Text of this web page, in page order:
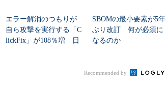
エラー解消のつもりが
自ら攻撃を実行する「C
lickFix」が108％増 日
SBOMの最小要素が5年
ぶり改訂 何が必須に
なるのか
Recommended by